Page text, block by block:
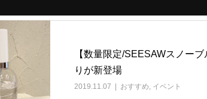
【数量限定/SEESAWスノー
りが新登場
2019.11.07 おすすめ イベント